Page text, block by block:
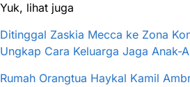
Yuk, lihat juga
Ditinggal Zaskia Mecca ke Zona
Ungkap Cara Keluarga Jaga Anak-
Rumah Orangtua Haykal Kamil